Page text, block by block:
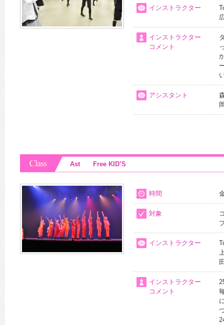
インストラクター
インストラクター
コメント
アシスタント
Ast Free KID’S
時間
対象
インストラクター
インストラクター
コメント